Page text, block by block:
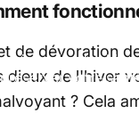
du ski
votre
de dévoration
de l'hiver
? Cela